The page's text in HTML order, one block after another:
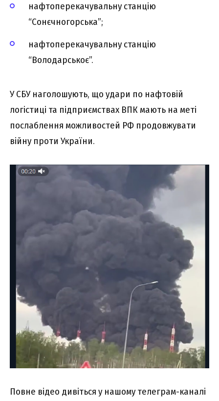
нафтоперекачувальну станцію
“Сонєчногорська”;
нафтоперекачувальну станцію
“Володарськоє”.
У СБУ наголошують, що удари по нафтовій
логістиці та підприємствах ВПК мають на меті
послаблення можливостей РФ продовжувати
війну проти України.
Повне відео дивіться у нашому телеграм-каналі